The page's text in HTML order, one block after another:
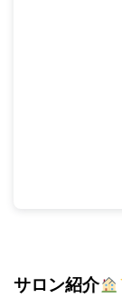
サロン紹介